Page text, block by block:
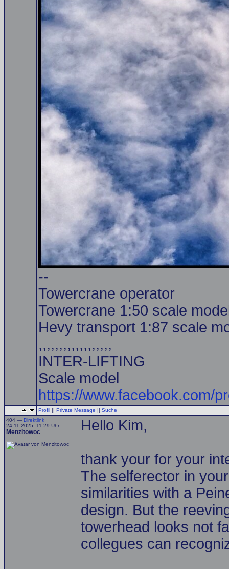
--
Towercrane operator
Towercrane 1:50 scale
Hevy transport 1:87 scale
,,,,,,,,,,,,,,,,,,
INTER-LIFTING
Scale model
https://www.facebook.com/
Profil || Private Message || Suche
404 — Direktlink
24.11.2025, 11:29 Uhr
Menzitowoc Hello Kim,
thank your for your
The selferector in
similarities with a
design. But the
towerhead looks not
collegues can